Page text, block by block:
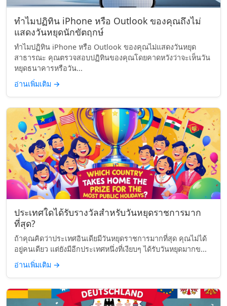
ทำไมปฏิทิน iPhone หรือ Outlook ของคุณถึงไม่
แสดงวันหยุดนักขัตฤกษ์
ทำไมปฏิทิน iPhone หรือ Outlook ของคุณไม่แสดงวันหยุด
สาธารณะ คุณตรวจสอบปฏิทินของคุณโดยคาดหวังว่าจะเห็นวัน
หยุดธนาคารหรือวัน...
อ่านเพิ่มเติม →
ประเทศใดได้รับรางวัลสำหรับวันหยุดราชการมาก
ที่สุด?
ถ้าคุณคิดว่าประเทศอินเดียมีวันหยุดราชการมากที่สุด คุณไม่ได้
อยู่คนเดียว แต่ยังมีอีกประเทศหนึ่งที่เงียบๆ ได้รับวันหยุดมากข...
อ่านเพิ่มเติม →